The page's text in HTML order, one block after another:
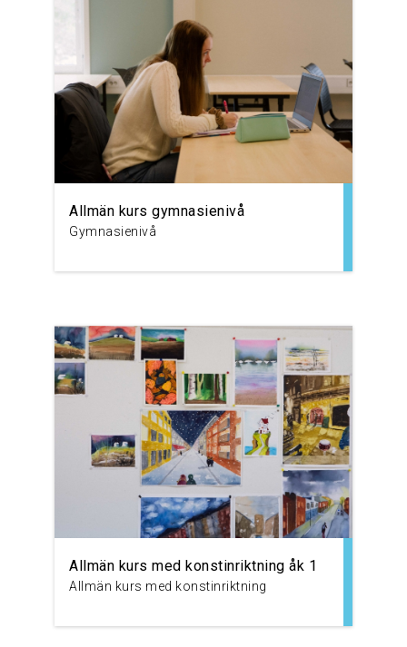
Allmän kurs gymnasienivå
Gymnasienivå
Allmän kurs med konstinriktning åk 1
Allmän kurs med konstinriktning